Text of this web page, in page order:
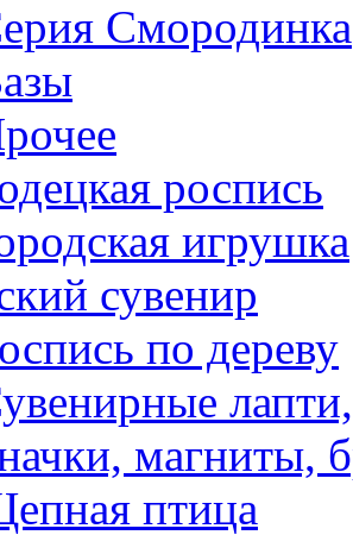
Смородинка
роспись
игрушка
сувенир
по дереву
магниты,
птица